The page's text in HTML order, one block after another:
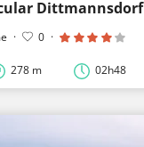
Dittmannsdorf
· 0 ·
278 m 02h48